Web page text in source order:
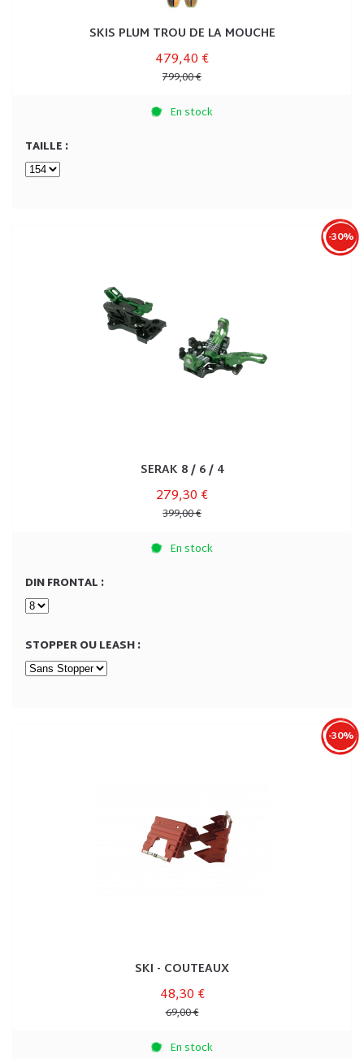
SKIS PLUM TROU DE LA MOUCHE
479,40 €
799,00 €
En stock
TAILLE :
-30%
SERAK 8 / 6 / 4
279,30 €
399,00 €
En stock
DIN FRONTAL :
STOPPER OU LEASH :
-30%
SKI - COUTEAUX
48,30 €
69,00 €
En stock